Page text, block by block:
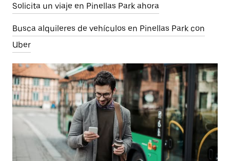
Solicita un viaje en Pinellas Park ahora
Busca alquileres de vehículos en Pinellas Park con
Uber